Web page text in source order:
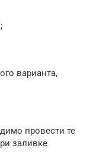
варианта,
провести те
заливке